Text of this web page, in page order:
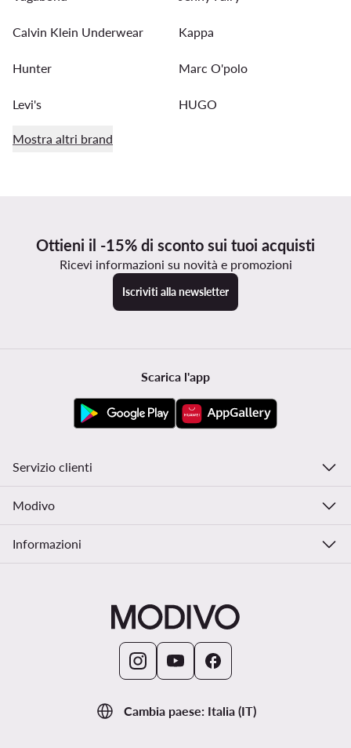
Calvin Klein Underwear Kappa
Hunter Marc O'polo
Levi's HUGO
Mostra altri brand
Ottieni il -15% di sconto sui tuoi acquisti
Ricevi informazioni su novità e promozioni
Iscriviti alla newsletter
Cambia paese: Italia (IT)
Scarica l'app
Servizio clienti
Modivo
Informazioni